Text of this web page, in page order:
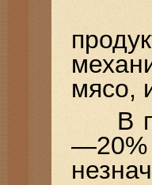
мясо,
В